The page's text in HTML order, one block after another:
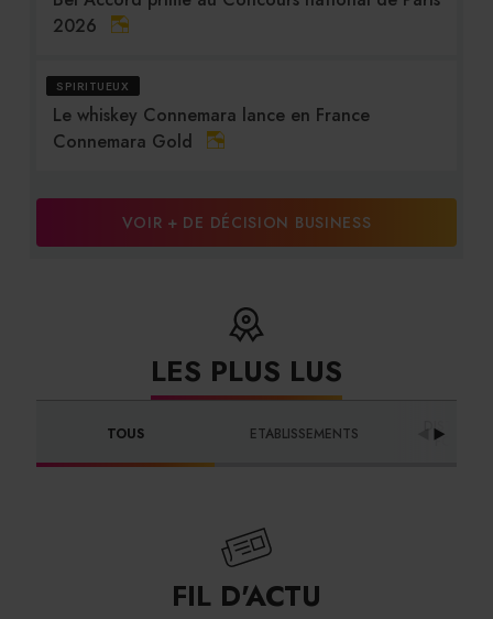
2026
SPIRITUEUX
Le whiskey Connemara lance en France
Connemara Gold
VOIR + DE DÉCISION BUSINESS
LES PLUS LUS
TOUS ETABLISSEMENTS
FIL D'ACTU